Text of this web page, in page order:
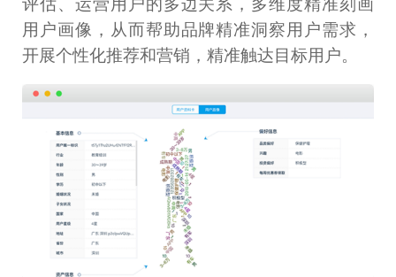
评估、运营用户的多边关系，多维度精准刻画
用户画像，从而帮助品牌精准洞察用户需求，
开展个性化推荐和营销，精准触达目标用户。